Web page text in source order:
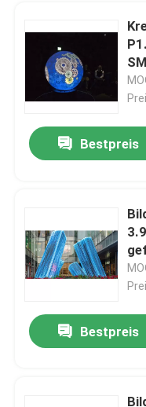
Bestpreis
Bestpreis